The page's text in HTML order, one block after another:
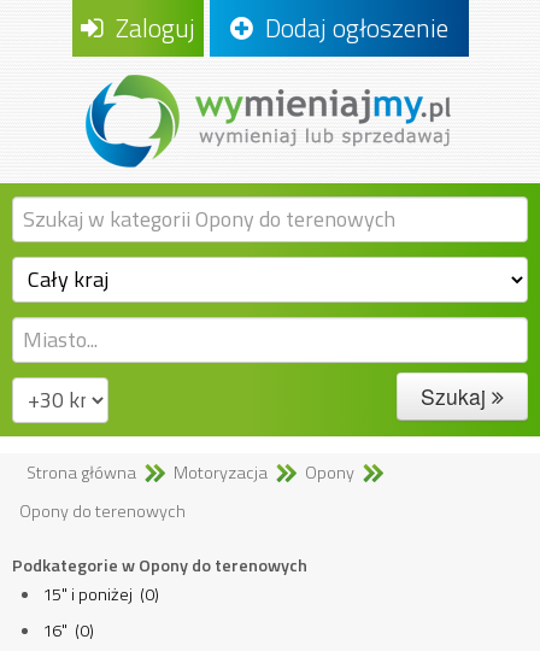
Zaloguj Dodaj ogłoszenie
Szukaj
Strona główna Motoryzacja
Opony
Opony do terenowych
Podkategorie w Opony do terenowych
15" i poniżej (0)
16" (0)